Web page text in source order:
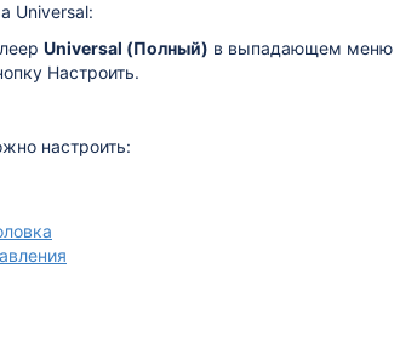
Universal:
Universal (Полный) в выпадающем меню
Настроить.
настроить: